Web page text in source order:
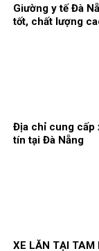
Giường y tế Đà
tốt, chất lượng
Địa chỉ cung cấp
tín tại Đà Nẵng
XE LĂN TẠI TAM